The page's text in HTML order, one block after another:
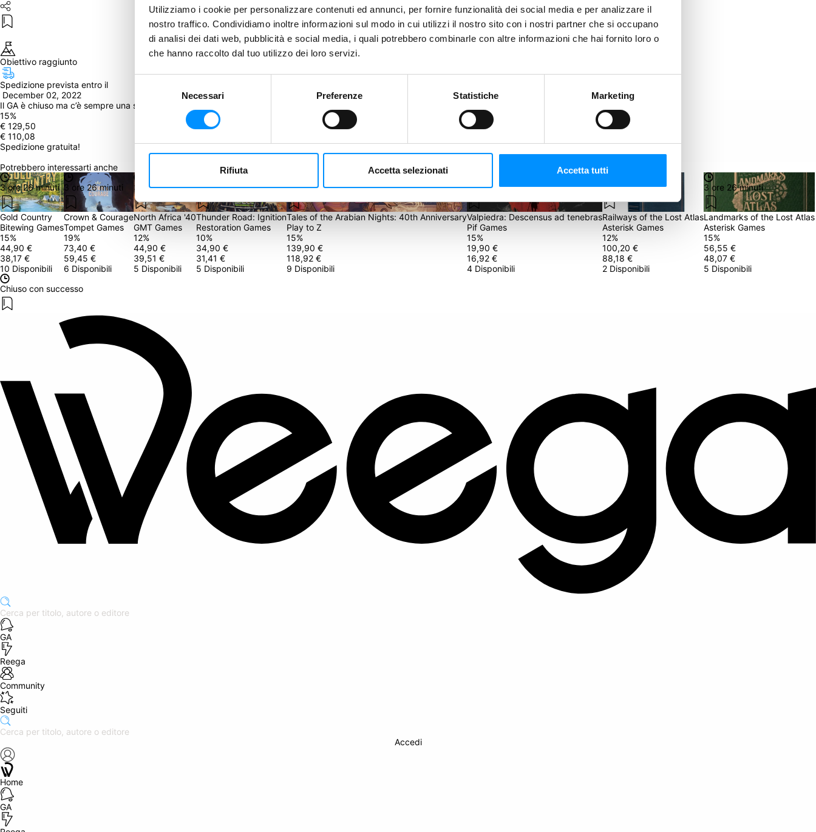
Utilizziamo i cookie per personalizzare contenuti ed annunci, per fornire funzionalità dei social media e per analizzare il
nostro traffico. Condividiamo inoltre informazioni sul modo in cui utilizzi il nostro sito con i nostri partner che si occupano
di analisi dei dati web, pubblicità e social media, i quali potrebbero combinarle con altre informazioni che hai fornito loro o
che hanno raccolto dal tuo utilizzo dei loro servizi.
consenso
Necessari Preferenze Statistiche Marketing
Rifiuta Accetta selezionati Accetta tutti
Salva
Obiettivo raggiunto
Spedizione prevista entro il
December 02, 2022
Il GA è chiuso ma c’è sempre una seconda opportunità! Clicca qui in basso e fai una nuova Proposta.
15%
€ 129,50
€ 110,08
Spedizione gratuita!
Riproponi
Potrebbero interessarti anche
3 ore 26 minuti
Gold Country
Bitewing Games
15%
44,90 €
38,17 €
10 Disponibili
3 ore 26 minuti
Crown & Courage
Tompet Games
19%
73,40 €
59,45 €
6 Disponibili
3 ore 26 minuti
North Africa '40
GMT Games
12%
44,90 €
39,51 €
5 Disponibili
3 ore 26 minuti
Thunder Road: Ignition
Restoration Games
10%
34,90 €
31,41 €
5 Disponibili
3 ore 26 minuti
Tales of the Arabian Nights: 40th Anniversary
Play to Z
15%
139,90 €
118,92 €
9 Disponibili
3 ore 26 minuti
Valpiedra: Descensus ad tenebras
Pif Games
15%
19,90 €
16,92 €
4 Disponibili
3 ore 26 minuti
Railways of the Lost Atlas
Asterisk Games
12%
100,20 €
88,18 €
2 Disponibili
3 ore 26 minuti
Landmarks of the Lost Atlas
Asterisk Games
15%
56,55 €
48,07 €
5 Disponibili
Chiuso con successo
GA
Reega
Community
Seguiti
Accedi
Home
GA